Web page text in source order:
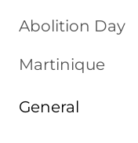
Abolition Day
Martinique
General